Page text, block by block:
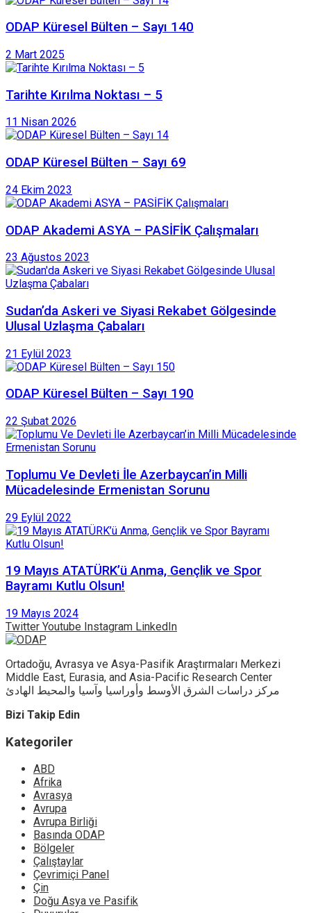
ODAP Küresel Bülten – Sayı 140
2 Mart 2025
Tarihte Kırılma Noktası – 5
11 Nisan 2026
ODAP Küresel Bülten – Sayı 69
24 Ekim 2023
ODAP Akademi ASYA – PASİFİK Çalışmaları
23 Ağustos 2023
Sudan’da Askeri ve Siyasi Rekabet Gölgesinde
Ulusal Uzlaşma Çabaları
21 Eylül 2023
ODAP Küresel Bülten – Sayı 190
22 Şubat 2026
Toplumu Ve Devleti İle Azerbaycan’in Milli
Mücadelesinde Ermenistan Sorunu
29 Eylül 2022
19 Mayıs ATATÜRK’ü Anma, Gençlik ve Spor
Bayramı Kutlu Olsun!
19 Mayıs 2024
Twitter Youtube Instagram LinkedIn
Ortadoğu, Avrasya ve Asya-Pasifik Araştırmaları Merkezi
Middle East, Eurasia, and Asia-Pacific Research Center
مركز دراسات الشرق الأوسط وأوراسيا وآسيا والمحيط الهادئ
Bizi Takip Edin
Kategoriler
ABD
Afrika
Avrasya
Avrupa
Avrupa Birliği
Basında ODAP
Bölgeler
Çalıştaylar
Çevrimiçi Panel
Çin
Doğu Asya ve Pasifik